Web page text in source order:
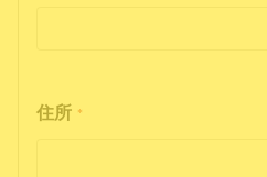
住所 *